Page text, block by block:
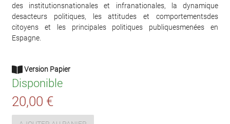
des institutionsnationales et infranationales, la dynamique
desacteurs politiques, les attitudes et comportementsdes
citoyens et les principales politiques publiquesmenées en
Espagne.
Version Papier
Disponible
20,00 €